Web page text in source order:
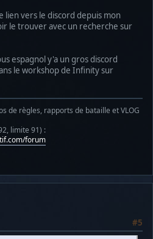
lien vers le discord depuis mon
le trouver avec un recherche sur
espagnol y'a un gros discord
le workshop de Infinity sur
de règles, rapports de bataille et VLOG
limite 91) :
forum
#5